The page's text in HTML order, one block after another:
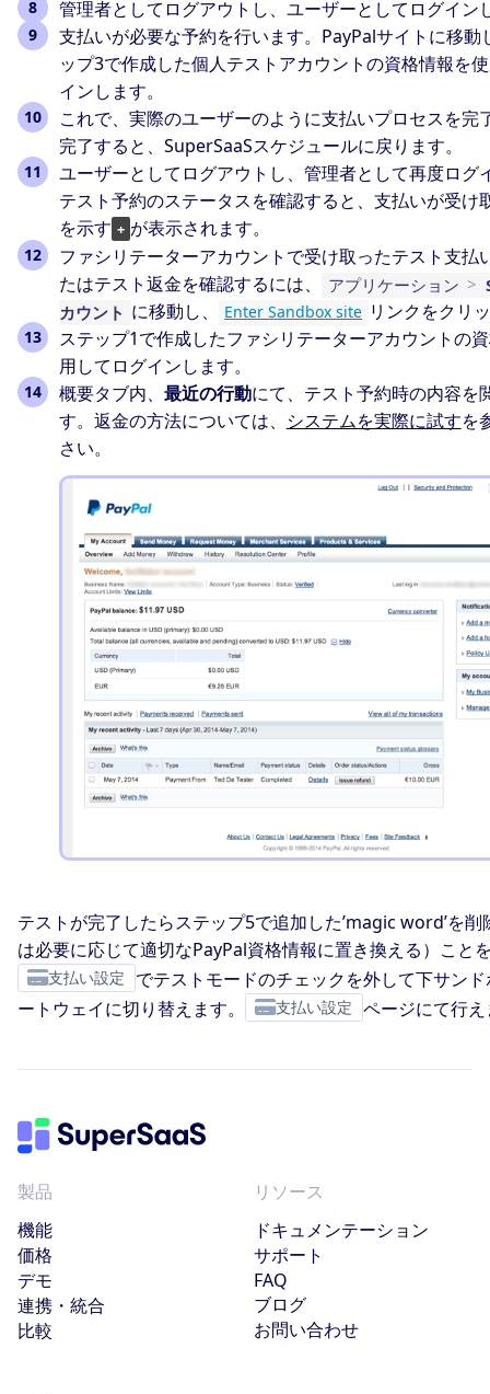
管理者としてログアウトし、ユーザーとしてログイン
支払いが必要な予約を行います。PayPalサイトに移動
ップ3で作成した個人テストアカウントの資格情報を
インします。
これで、実際のユーザーのように支払いプロセスを完
完了すると、SuperSaaSスケジュールに戻ります。
ユーザーとしてログアウトし、管理者として再度ログ
テスト予約のステータスを確認すると、支払いが受け
を示す + が表示されます。
ファシリテーターアカウントで受け取ったテスト支払
たはテスト返金を確認するには、
アプリケーション >
カウント に移動し、 Enter Sandbox site リンクをクリ
ステップ1で作成したファシリテーターアカウントの
用してログインします。
概要タブ内、 最近の行動にて、テスト予約時の内容を
す。返金の方法については、
システムを実際に試すを
さい。
テストが完了したらステップ5で追加した’magic word’を削
は必要に応じて適切なPayPal資格情報に置き換える）こと
支払い設定
でテストモードのチェックを外して下サン
ートウェイに切り替えます。
支払い設定 ページにて行
製品
機能
価格
デモ
連携・統合
比較
リソース
ドキュメンテーション
サポート
FAQ
ブログ
お問い合わせ